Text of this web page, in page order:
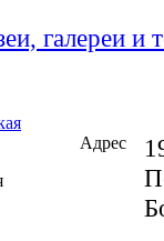
галереи и
Адрес